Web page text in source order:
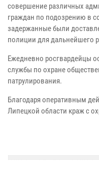
совершение различных
граждан по подозрению в
задержанные были
полиции для дальнейшего
Ежедневно росгвардейцы
службы по охране
патрулирования.
Благодаря оперативным
Липецкой области краж с